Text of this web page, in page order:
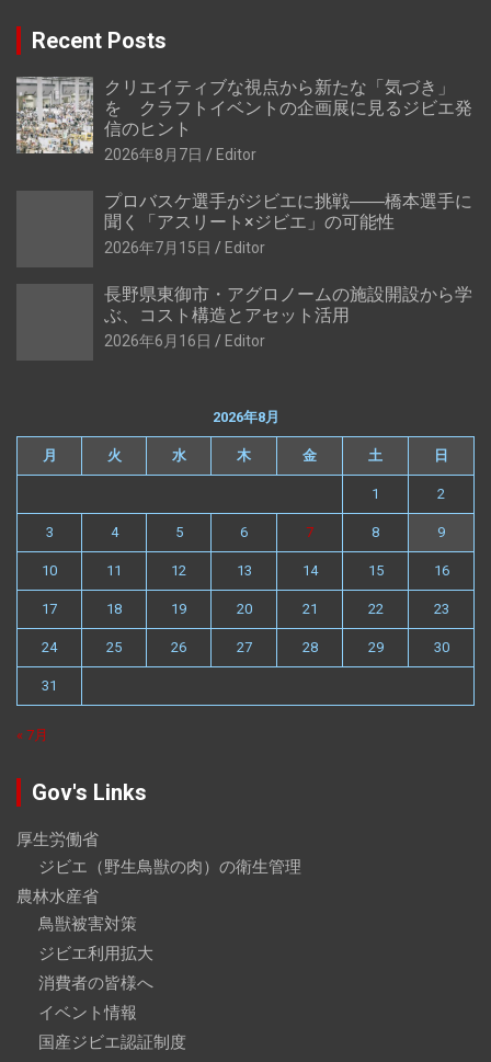
Recent Posts
クリエイティブな視点から新たな「気づき」
を クラフトイベントの企画展に見るジビエ発
信のヒント
2026年8月7日 Editor
プロバスケ選手がジビエに挑戦――橋本選手に
聞く「アスリート×ジビエ」の可能性
2026年7月15日 Editor
長野県東御市・アグロノームの施設開設から学
ぶ、コスト構造とアセット活用
2026年6月16日 Editor
2026年8月
月 火 水 木 金 土 日
1 2
3 4 5 6 7 8 9
10 11 12 13 14 15 16
17 18 19 20 21 22 23
24 25 26 27 28 29 30
31
« 7月
Gov's Links
厚生労働省
ジビエ（野生鳥獣の肉）の衛生管理
農林水産省
鳥獣被害対策
ジビエ利用拡大
消費者の皆様へ
イベント情報
国産ジビエ認証制度